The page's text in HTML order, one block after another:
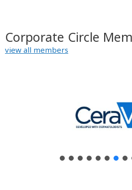
Corporate Circle
view all members